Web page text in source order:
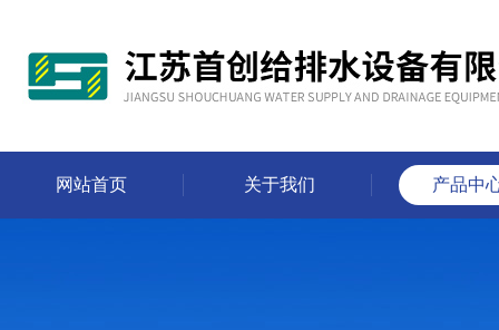
网站首页 关于我们 产品中